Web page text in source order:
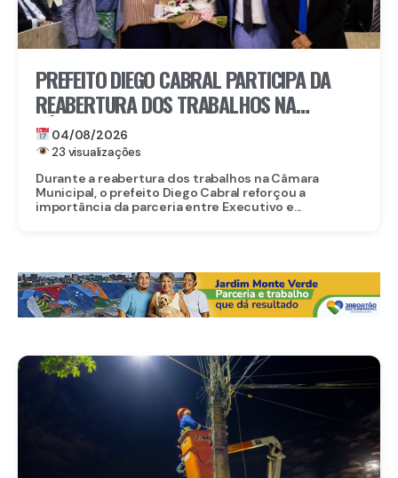
PREFEITO DIEGO CABRAL PARTICIPA DA
REABERTURA DOS TRABALHOS NA
CÂMARA MUNICIPAL DE CAMARAGIBE E
DESTACA AVANÇOS DA GESTÃO
04/08/2026
23 visualizações
Durante a reabertura dos trabalhos na Câmara
Municipal, o prefeito Diego Cabral reforçou a
importância da parceria entre Executivo e...